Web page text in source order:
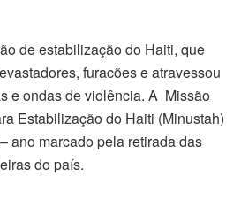
de estabilização do Haiti, que
furacões e atravessou
e ondas de violência. A Missão
Estabilização do Haiti (Minustah)
ano marcado pela retirada das
do país.